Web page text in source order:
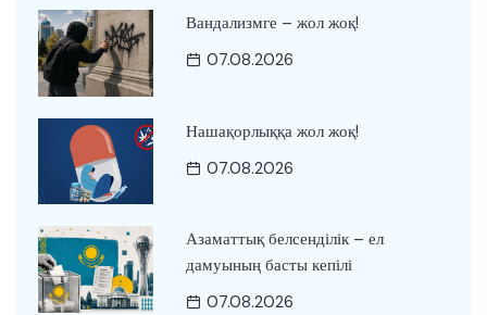
Вандализмге – жол жоқ!
07.08.2026
Нашақорлыққа жол жоқ!
07.08.2026
Азаматтық белсенділік – ел
дамуының басты кепілі
07.08.2026